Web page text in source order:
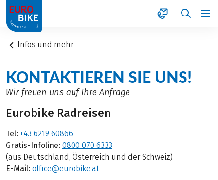
1
Infos und mehr
KONTAKTIEREN SIE UNS!
Wir freuen uns auf Ihre Anfrage
Eurobike Radreisen
Tel: +43 6219 60866
Gratis-Infoline: 0800 070 6333
(aus Deutschland, Österreich und der Schweiz)
E-Mail: office@eurobike.at